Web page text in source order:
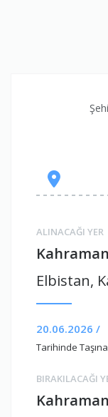
ALINACAĞI YER
Elbistan,
20.06.2026 /
Tarihinde
BIRAKILACAĞI